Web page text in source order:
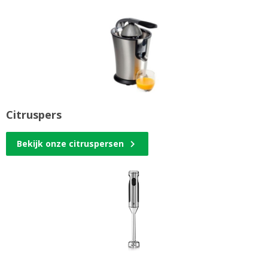
Citruspers
Bekijk onze citruspersen